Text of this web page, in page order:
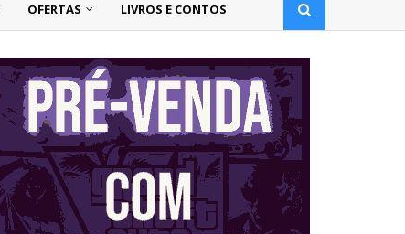
OFERTAS LIVROS E CONTOS